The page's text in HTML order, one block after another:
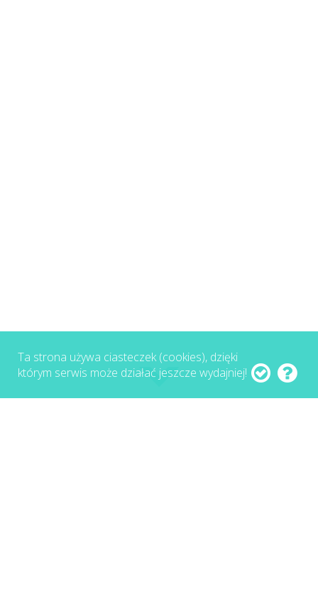
Ta strona używa ciasteczek (cookies), dzięki
którym serwis może działać jeszcze wydajniej!